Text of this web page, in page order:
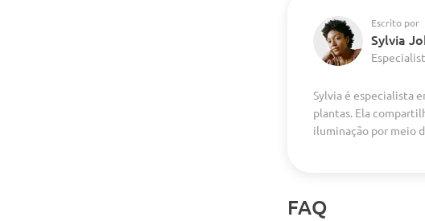
Escrito por
Sylvia
Sylvia é especialista
plantas. Ela
iluminação por meio
FAQ